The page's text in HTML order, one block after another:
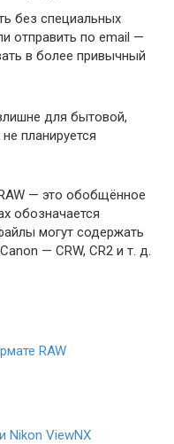
без специальных
отправить по email —
в более привычный
для бытовой,
планируется
— это обобщённое
обозначается
могут содержать
— CRW, CR2 и т. д.
RAW
Nikon ViewNX